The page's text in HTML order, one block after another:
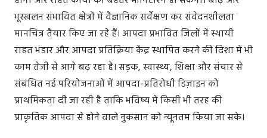
भूस्खलन संभावित क्षेत्रों में वैज्ञानिक सर्वेक्षण कर संवेदनशीलता
मानचित्र तैयार किए जा रहे हैं। आपदा प्रभावित जिलों में स्थायी
राहत भंडार और आपदा प्रतिक्रिया केंद्र स्थापित करने की दिशा में भी
काम तेजी से आगे बढ़ रहा है। सड़क, स्वास्थ्य, शिक्षा और संचार से
संबंधित नई परियोजनाओं में आपदा-प्रतिरोधी डिज़ाइन को
प्राथमिकता दी जा रही है ताकि भविष्य में किसी भी तरह की
प्राकृतिक आपदा से होने वाले नुकसान को न्यूनतम किया जा सके।